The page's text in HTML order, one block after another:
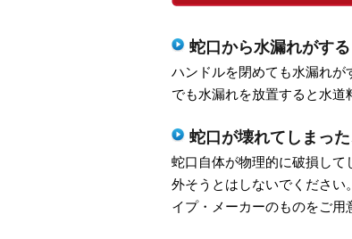
蛇口から水漏れがする
ハンドルを閉めても水漏れ
でも水漏れを放置すると水道
蛇口が壊れてしまっ
蛇口自体が物理的に破損して
外そうとはしないでください
イプ・メーカーのものをご用